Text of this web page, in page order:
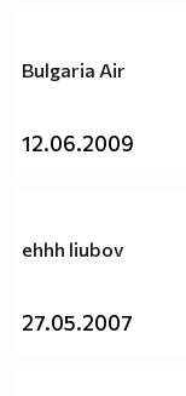
Bulgaria Air
12.06.2009
ehhh liubov
27.05.2007